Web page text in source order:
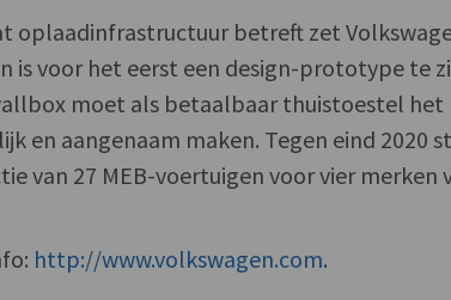
oplaadinfrastructuur betreft zet
is voor het eerst een design-prototype te
moet als betaalbaar thuistoestel
en aangenaam maken. Tegen eind 2020
van 27 MEB-voertuigen voor vier merken
http://www.volkswagen.com.